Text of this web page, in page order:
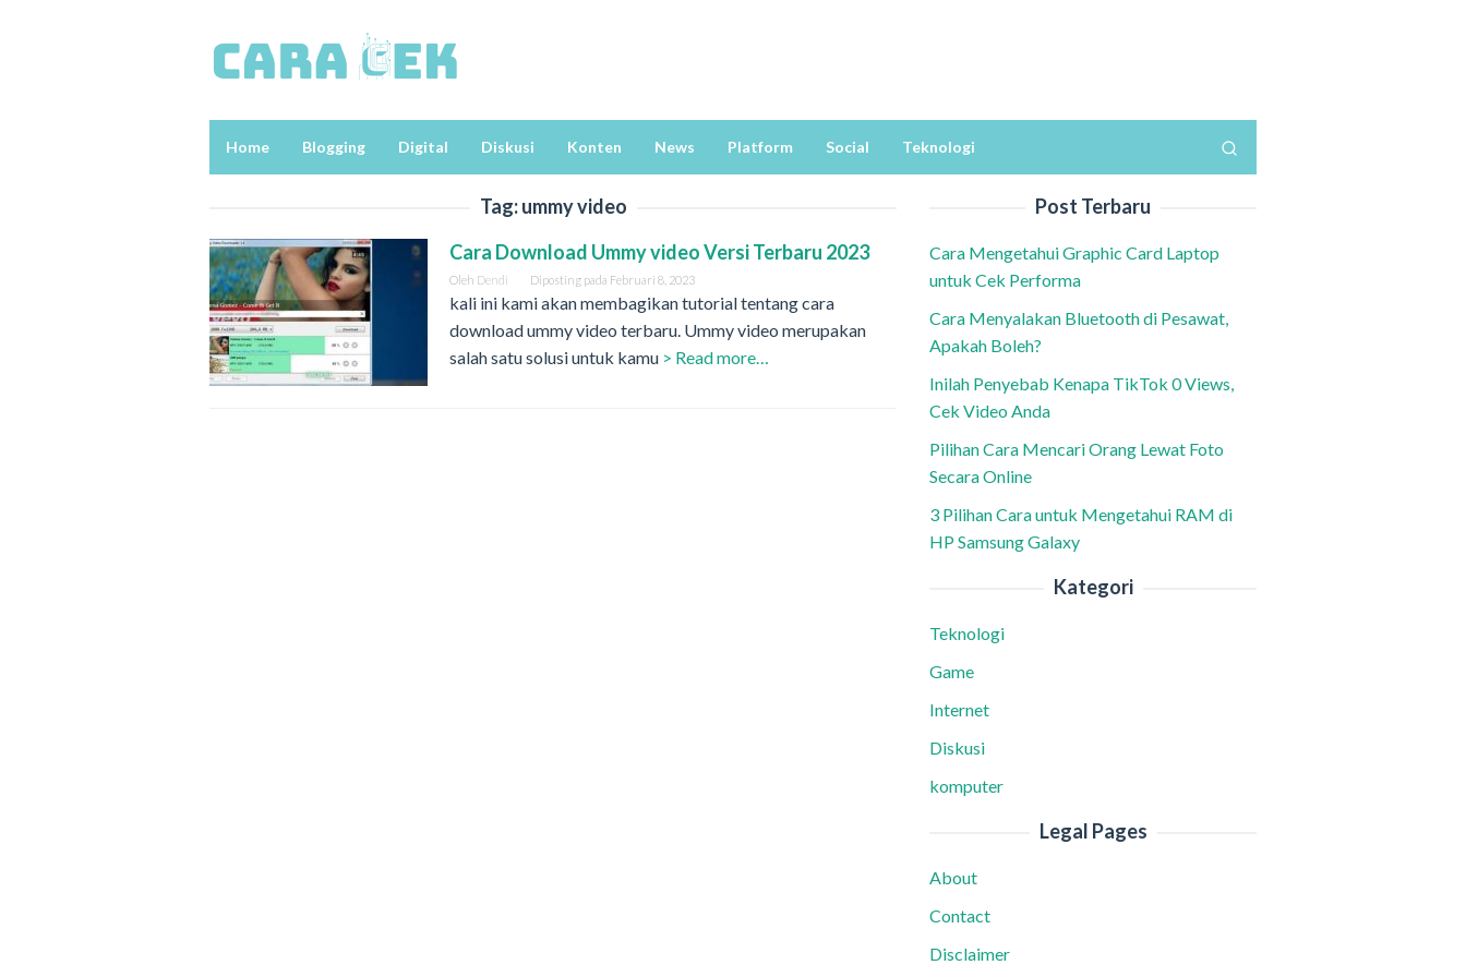
Home Blogging Digital Diskusi Konten News Platform Social Teknologi
Tag:ummy video
Cara Download Ummy video Versi Terbaru 2023
Oleh Dendi Diposting pada Februari 8, 2023
kali ini kami akan membagikan tutorial tentang cara
download ummy video terbaru. Ummy video merupakan
salah satu solusi untuk kamu > Read more…
Post Terbaru
Cara Mengetahui Graphic Card Laptop
untuk Cek Performa
Cara Menyalakan Bluetooth di Pesawat,
Apakah Boleh?
Inilah Penyebab Kenapa TikTok 0 Views,
Cek Video Anda
Pilihan Cara Mencari Orang Lewat Foto
Secara Online
3 Pilihan Cara untuk Mengetahui RAM di
HP Samsung Galaxy
Kategori
Teknologi
Game
Internet
Diskusi
komputer
Legal Pages
About
Contact
Disclaimer